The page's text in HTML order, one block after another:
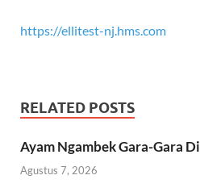
https://ellitest-nj.hms.com
RELATED POSTS
Ayam Ngambek Gara-Gara
Agustus 7, 2026